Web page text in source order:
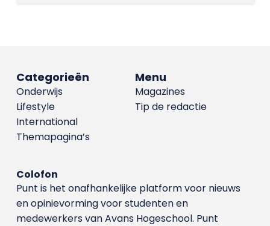
Menu
Magazines
Tip de redactie
Categorieën
Onderwijs
Lifestyle
International
Themapagina’s
Colofon
Punt is het onafhankelijke platform voor nieuws
en opinievorming voor studenten en
medewerkers van Avans Hoge­school. Punt